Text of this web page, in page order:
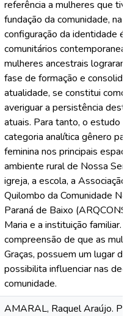
referência a mulheres que
fundação da comunidade, na
configuração da identidade
comunitários
mulheres ancestrais
fase de formação e
atualidade, se constitui
averiguar a persistência
atuais. Para tanto, o estudo
categoria analítica gênero
feminina nos principais
ambiente rural de Nossa
igreja, a escola, a
Quilombo da Comunidade
Paraná de Baixo
Maria e a instituição familiar.
compreensão de que as
Graças, possuem um lugar
possibilita influenciar nas
comunidade.
AMARAL, Raquel Araújo.